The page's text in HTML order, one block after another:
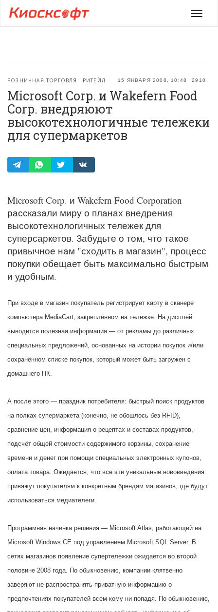
Меню
15 ЯНВАРЯ 2008, 10:48 2910
РОЗНИЧНАЯ ТОРГОВЛЯ РИТЕЙЛ
Microsoft Corp. и Wakefern Food
Corp. внедряюют
высокотехнологичные тележеки
для супермаркетов
Microsoft Corp. и Wakefern Food Corporation
рассказали миру о планах внедрения
высокотехнологичных тележек для
суперсаркетов. Забудьте о том, что такое
привычное нам "сходить в магазин", процесс
покупки обещает быть максимально быстрым
и удобным.
При входе в магазин покупатель регистрирует карту в сканере
компьютера MediaCart, закреплённом на тележке. На дисплей
выводится полезная информация — от рекламы до различных
специальных предложений, основанных на истории покупок и/или
сохранённом списке покупок, который может быть загружен с
домашнего ПК.
А после этого — праздник потребителя: быстрый поиск продуктов
на полках супермаркета (конечно, не обошлось без RFID),
сравнение цен, информация о рецептах и составах продуктов,
подсчёт общей стоимости содержимого корзины, сохранение
времени и денег при помощи специальных электронных купонов,
оплата товара. Ожидается, что все эти уникальные нововведения
привяжут покупателям к конкретным брендам магазинов, где будут
использоваться медиателеги.
Программная начинка решения — Microsoft Atlas, работающий на
Microsoft Windows CE под управлением Microsoft SQL Server. В
сетях магазинов появление супертележки ожидается во второй
половине 2008 года. По обыкновению, компании клятвенно
заверяют не распространять приватную информацию о
предпочтениях покупателей всем кому ни попадя. По обыкновению,